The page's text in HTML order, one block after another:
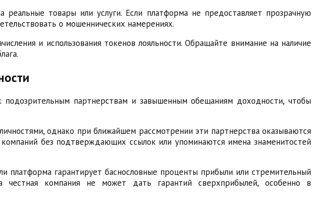
товары или услуги. Если платформа не предоставляет прозрачную
о мошеннических намерениях.
и использования токенов лояльности. Обращайте внимание на наличие
партнерствам и завышенным обещаниям доходности, чтобы
однако при ближайшем рассмотрении эти партнерства оказываются
без подтверждающих ссылок или упоминаются имена знаменитостей
гарантирует баснословные проценты прибыли или стремительный
компания не может дать гарантий сверхприбылей, особенно в